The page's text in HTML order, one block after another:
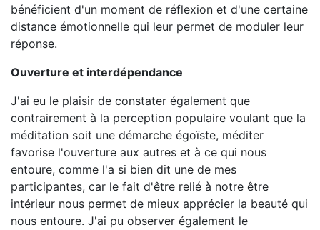
bénéficient d'un moment de réflexion et d'une certaine
distance émotionnelle qui leur permet de moduler leur
réponse.
Ouverture et interdépendance
J'ai eu le plaisir de constater également que
contrairement à la perception populaire voulant que la
méditation soit une démarche égoïste, méditer
favorise l'ouverture aux autres et à ce qui nous
entoure, comme l'a si bien dit une de mes
participantes, car le fait d'être relié à notre être
intérieur nous permet de mieux apprécier la beauté qui
nous entoure. J'ai pu observer également le